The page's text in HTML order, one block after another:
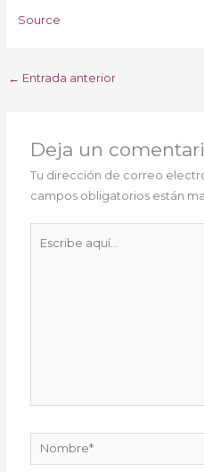
Source
← Entrada anterior
Deja un
Tu dirección de correo
campos obligatorios están
Nombre*